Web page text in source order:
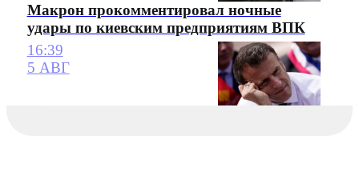
Макрон прокомментировал ночные
удары по киевским предприятиям ВПК
16:39
5 АВГ